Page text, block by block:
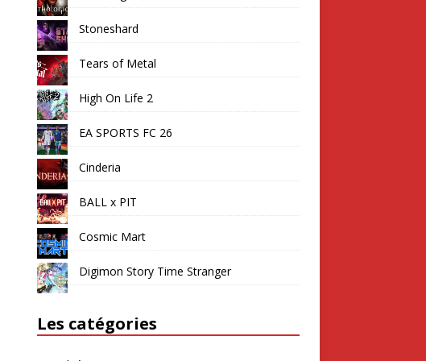
Stoneshard
Tears of Metal
High On Life 2
EA SPORTS FC 26
Cinderia
BALL x PIT
Cosmic Mart
Digimon Story Time Stranger
Les catégories